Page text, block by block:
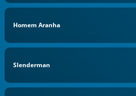
Homem Aranha
Slenderman